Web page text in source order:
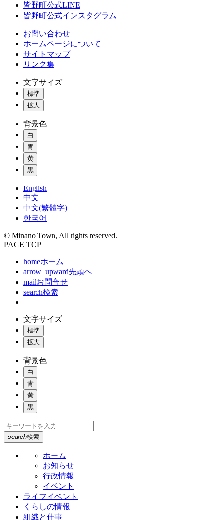
皆野町公式LINE
皆野町公式インスタグラム
お問い合わせ
ホームページについて
サイトマップ
リンク集
文字サイズ
標準
拡大
背景色
白
青
黄
黒
English
中文
中文(繁體字)
한국어
© Minano Town, All rights reserved.
PAGE TOP
homeホーム
arrow_upward先頭へ
mailお問合せ
search検索
文字サイズ
標準
拡大
背景色
白
青
黄
黒
search検索
ホーム
お知らせ
行政情報
イベント
ライフイベント
くらしの情報
組織と仕事